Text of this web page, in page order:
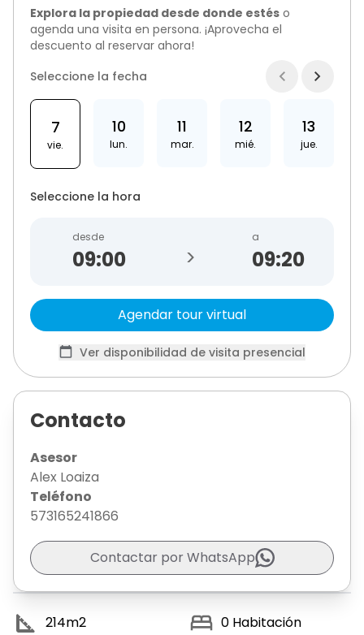
Explora la propiedad desde donde estés o
agenda una visita en persona. ¡Aprovecha el
descuento al reservar ahora!
Seleccione la fecha
7
vie.
10
lun.
11
mar.
12
mié.
13
jue.
Seleccione la hora
desde
>
a
09:20
Agendar tour virtual
Ver disponibilidad de visita presencial
Contacto
Asesor
Alex Loaiza
Teléfono
573165241866
Contactar por WhatsApp
214m2 0 Habitación